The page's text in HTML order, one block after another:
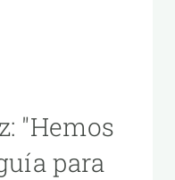
"Hemos
para